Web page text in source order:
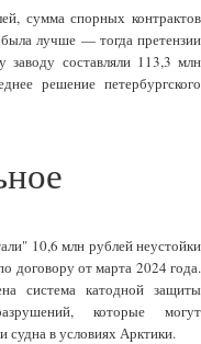
сумма спорных контрактов
лучше — тогда претензии
составляли 113,3 млн
решение петербургского
10,6 млн рублей неустойки
договору от марта 2024 года.
система катодной защиты
которые могут
судна в условиях Арктики.